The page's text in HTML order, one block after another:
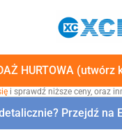
HURTOWA (utwórz
i sprawdź niższe ceny, oraz
Przejdź na